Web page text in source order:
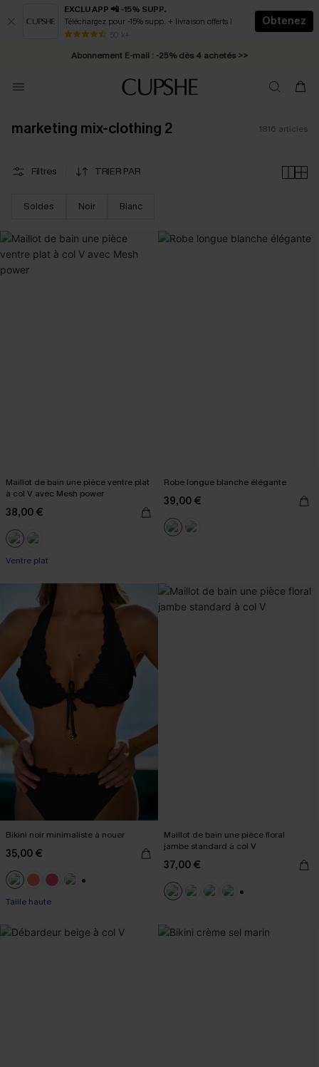
EXCLU APP 📲 -15% SUPP.
Téléchargez pour -15% supp. + livraison offerts !
50 k+
Obtenez
* Livraison éclair 2-3 jours ouvrés >>
Abonnement E-mail : -25% dès 4 achetés >>
marketing mix-clothing 2 1816 articles
Filtres TRIER PAR
Soldes Noir Blanc
Maillot de bain une pièce ventre plat
à col V avec Mesh power
38,00 €
Ventre plat
Robe longue blanche élégante
39,00 €
Bikini noir minimaliste à nouer
35,00 €
Taille haute
Maillot de bain une pièce floral
jambe standard à col V
37,00 €